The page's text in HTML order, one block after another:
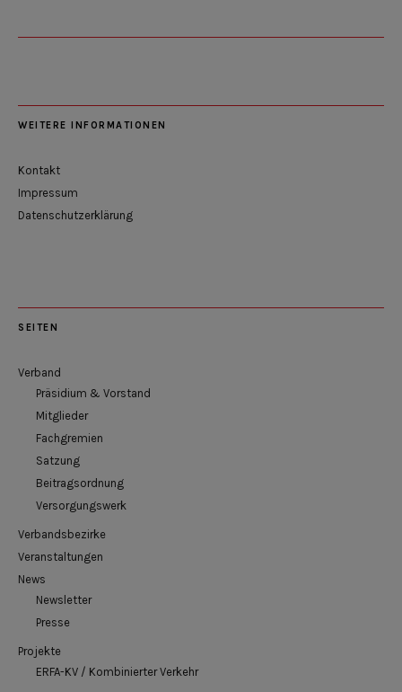
WEITERE INFORMATIONEN
Kontakt
Impressum
Datenschutzerklärung
SEITEN
Verband
Präsidium & Vorstand
Mitglieder
Fachgremien
Satzung
Beitragsordnung
Versorgungswerk
Verbandsbezirke
Veranstaltungen
News
Newsletter
Presse
Projekte
ERFA-KV / Kombinierter Verkehr